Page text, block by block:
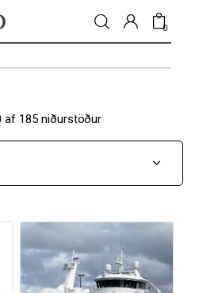
0
af 185 niðurstöður